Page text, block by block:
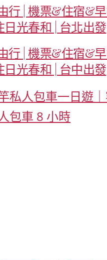
行 | 機票&住宿&
日光春和 | 台北出發
行 | 機票&住宿&
日光春和 | 台中出發
私人包車一日遊
包車 8 小時